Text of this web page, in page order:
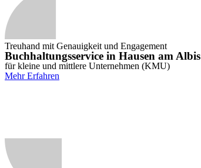
Treuhand mit Genauigkeit und Engagement
Buchhaltungsservice in Hausen am Albis
für kleine und mittlere Unternehmen (KMU)
Mehr Erfahren